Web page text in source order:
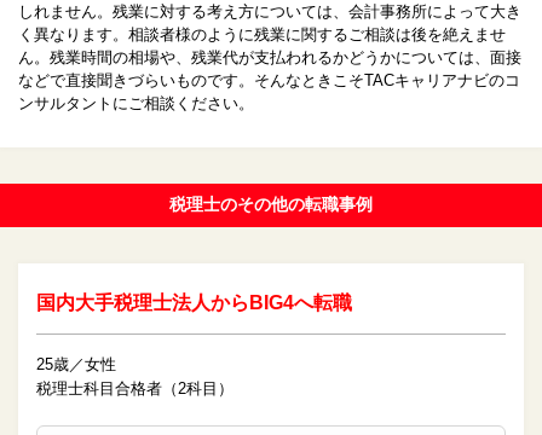
しれません。残業に対する考え方については、会計事務所によって大き
く異なります。相談者様のように残業に関するご相談は後を絶えませ
ん。残業時間の相場や、残業代が支払われるかどうかについては、面接
などで直接聞きづらいものです。そんなときこそTACキャリアナビのコ
ンサルタントにご相談ください。
税理士のその他の転職事例
国内大手税理士法人からBIG4へ転職
25歳／女性
税理士科目合格者（2科目）